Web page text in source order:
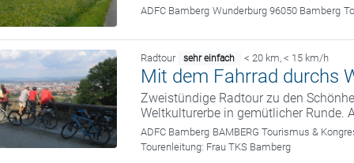
ADFC Bamberg Wunderburg 96050 Bamberg
Radtour sehr einfach < 20 km, < 15 km/h
Mit dem Fahrrad durchs
Zweistündige Radtour zu den
Weltkulturerbe in gemütlicher Runde.
ADFC Bamberg BAMBERG Tourismus &
Tourenleitung: Frau TKS Bamberg